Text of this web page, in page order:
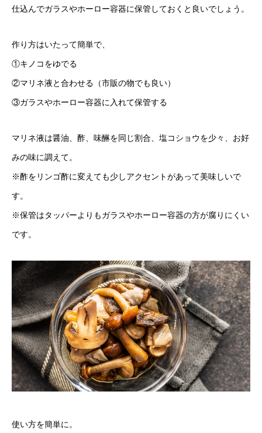
仕込んでガラスやホーロー容器に保管しておくと良いでしょう。
作り方はいたって簡単で、
①キノコをゆでる
②マリネ液と合わせる（市販の物でも良い）
③ガラスやホーロー容器に入れて保管する
マリネ液は醤油、酢、味醂を同じ割合、塩コショウを少々、お好
みの味に調えて。
※酢をリンゴ酢に変えても少しアクセントがあって美味しいで
す。
※保管はタッパーよりもガラスやホーロー容器の方が腐りにくい
です。
使い方を簡単に。